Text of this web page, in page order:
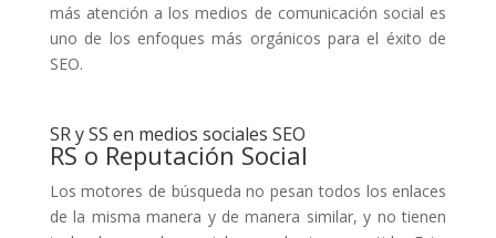
más atención a los medios de comunicación social es
uno de los enfoques más orgánicos para el éxito de
SEO.
SR y SS en medios sociales SEO
RS o Reputación Social
Los motores de búsqueda no pesan todos los enlaces
de la misma manera y de manera similar, y no tienen